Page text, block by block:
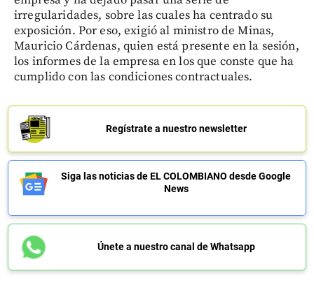
irregularidades, sobre las cuales ha centrado su
exposición. Por eso, exigió al ministro de Minas,
Mauricio Cárdenas, quien está presente en la sesión,
los informes de la empresa en los que conste que ha
cumplido con las condiciones contractuales.
Regístrate a nuestro newsletter
Siga las noticias de EL COLOMBIANO desde Google
News
Únete a nuestro canal de Whatsapp